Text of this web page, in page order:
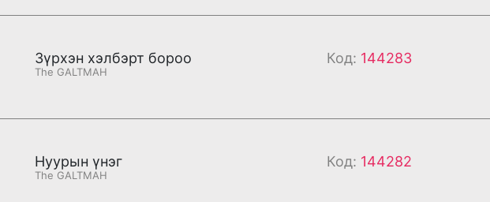
Зүрхэн хэлбэрт бороо
The GALTMAH
Код: 144283
Нуурын үнэг
The GALTMAH
Код: 144282